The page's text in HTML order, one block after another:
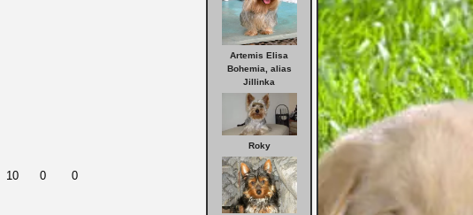
Artemis Elisa
Bohemia, alias
Jillinka
Roky
10 0 0